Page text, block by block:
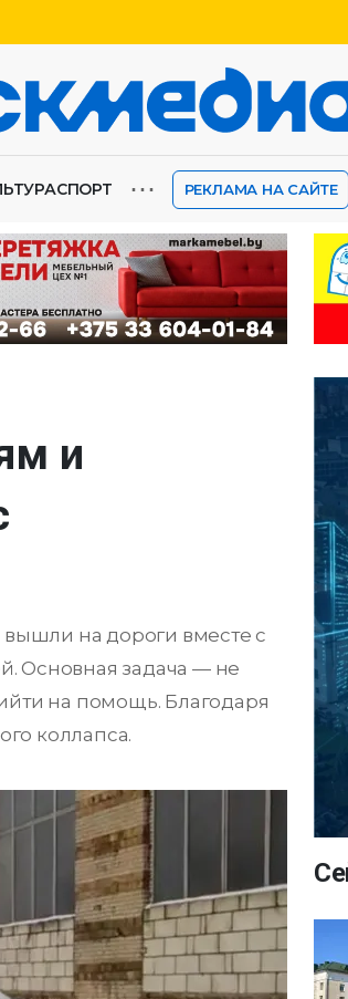
СПОРТ ⋯ РЕКЛАМА НА САЙТЕ
и
на дороги вместе с
Основная задача — не
на помощь. Благодаря
коллапса.